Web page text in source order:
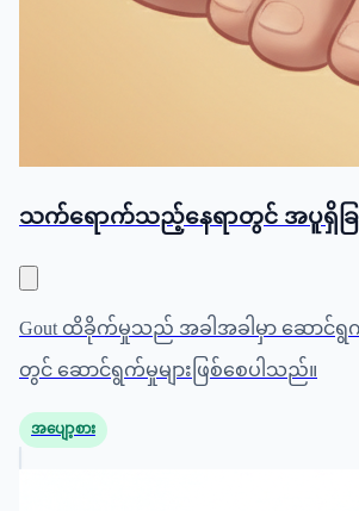
သက်ရောက်သည့်နေရာတွင် အပူရှိခြ
Gout ထိခိုက်မှုသည် အခါအခါမှာ ဆောင်ရွ
တွင် ဆောင်ရွက်မှုများဖြစ်စေပါသည်။
အပျော့စား